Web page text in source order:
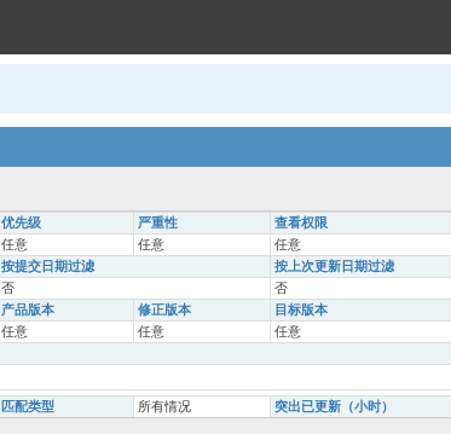
优先级 严重性 查看权限
任意 任意 任意
按提交日期过滤
按上次更新日期过滤
否
否
产品版本 修正版本 目标版本
任意 任意 任意
匹配类型 所有情况 突出已更新（小时）